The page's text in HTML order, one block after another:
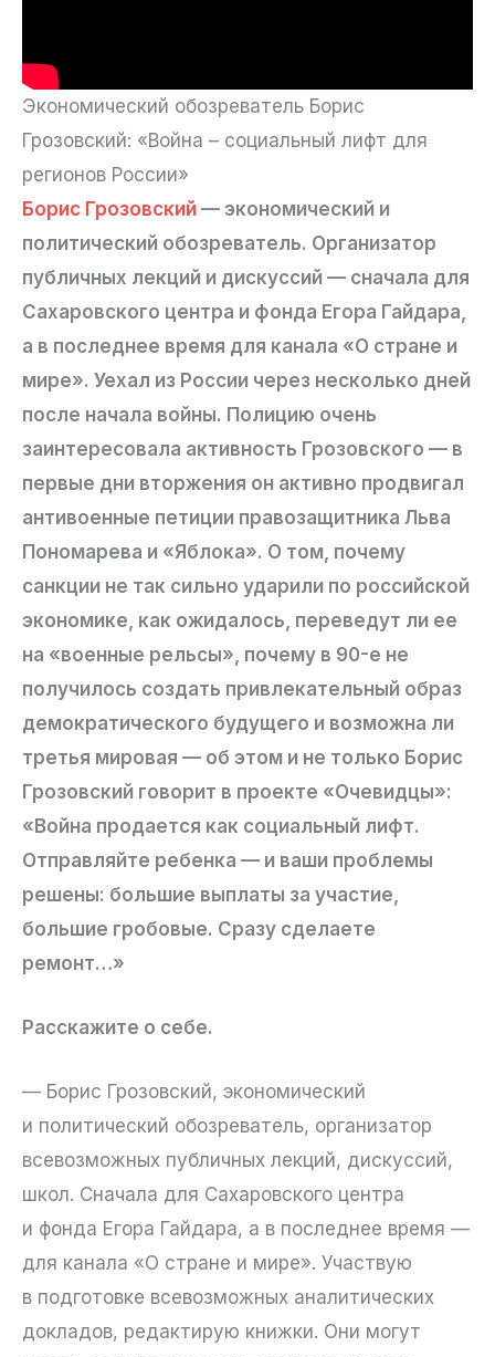
Экономический обозреватель Борис
Грозовский: «Война – социальный лифт для
регионов России»
Борис Грозовский — экономический и
политический обозреватель. Организатор
публичных лекций и дискуссий — сначала для
Сахаровского центра и фонда Егора Гайдара,
а в последнее время для канала «О стране и
мире». Уехал из России через несколько дней
после начала войны. Полицию очень
заинтересовала активность Грозовского — в
первые дни вторжения он активно продвигал
антивоенные петиции правозащитника Льва
Пономарева и «Яблока». О том, почему
санкции не так сильно ударили по российской
экономике, как ожидалось, переведут ли ее
на «военные рельсы», почему в 90-е не
получилось создать привлекательный образ
демократического будущего и возможна ли
третья мировая — об этом и не только Борис
Грозовский говорит в проекте «Очевидцы»:
«Война продается как социальный лифт.
Отправляйте ребенка — и ваши проблемы
решены: большие выплаты за участие,
большие гробовые. Сразу сделаете
ремонт…»
Расскажите о себе.
— Борис Грозовский, экономический
и политический обозреватель, организатор
всевозможных публичных лекций, дискуссий,
школ. Сначала для Сахаровского центра
и фонда Егора Гайдара, а в последнее время —
для канала «О стране и мире». Участвую
в подготовке всевозможных аналитических
докладов, редактирую книжки. Они могут